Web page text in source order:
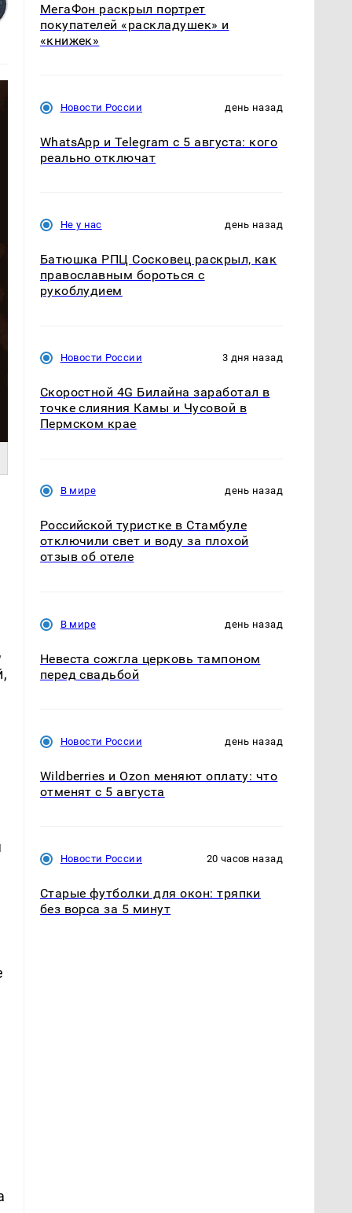
МегаФон раскрыл портрет
покупателей «раскладушек» и
«книжек»
Новости России день назад
WhatsApp и Telegram с 5 августа: кого
реально отключат
Не у нас день назад
Батюшка РПЦ Сосковец раскрыл, как
православным бороться с
рукоблудием
Новости России 3 дня назад
Скоростной 4G Билайна заработал в
точке слияния Камы и Чусовой в
Пермском крае
В мире день назад
Российской туристке в Стамбуле
отключили свет и воду за плохой
отзыв об отеле
В мире день назад
Невеста сожгла церковь тампоном
перед свадьбой
Новости России день назад
Wildberries и Ozon меняют оплату: что
отменят с 5 августа
Новости России 20 часов назад
Старые футболки для окон: тряпки
без ворса за 5 минут